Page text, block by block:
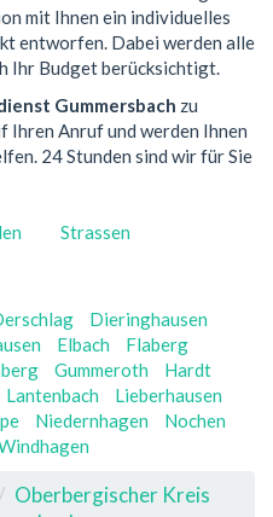
mit Ihnen ein individuelles
entworfen. Dabei werden alle
Ihr Budget berücksichtigt.
Gummersbach zu
Ihren Anruf und werden Ihnen
24 Stunden sind wir für Sie
Strassen
Dieringhausen
Elbach
Flaberg
Gummeroth
Hardt
Lantenbach
Lieberhausen
Niedernhagen
Nochen
Oberbergischer Kreis